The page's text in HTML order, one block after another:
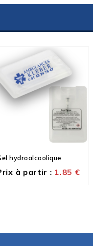
hydroalcoolique
à partir : 1.85 €